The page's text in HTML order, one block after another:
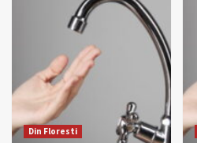
Din Floresti